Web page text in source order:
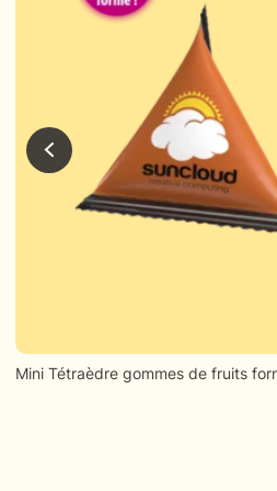
Mini Tétraèdre gommes de fruits